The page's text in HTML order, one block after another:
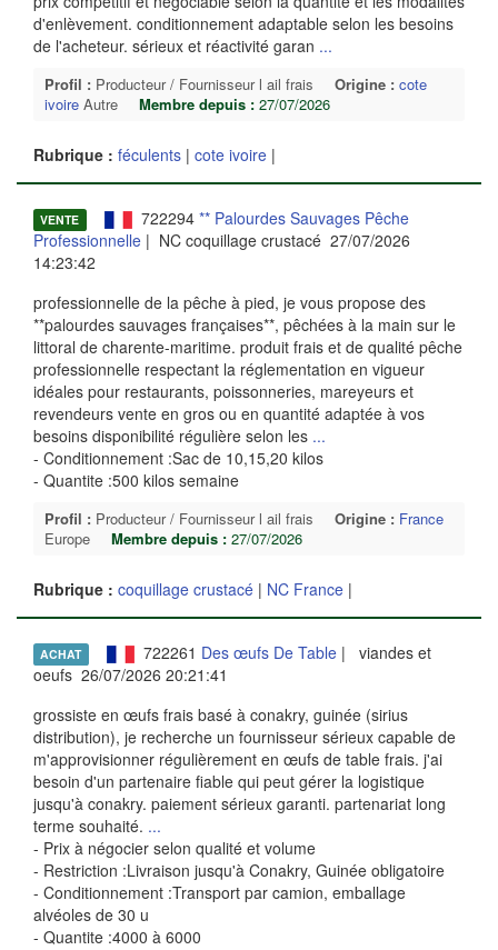
d'enlèvement. conditionnement adaptable selon les besoins
de l'acheteur. sérieux et réactivité garan ...
Profil : Producteur / Fournisseur l ail frais Origine : cote
ivoire Autre Membre depuis : 27/07/2026
Rubrique : féculents | cote ivoire |
VENTE 722294 ** Palourdes Sauvages Pêche
Professionnelle | NC coquillage crustacé 27/07/2026
14:23:42
professionnelle de la pêche à pied, je vous propose des
**palourdes sauvages françaises**, pêchées à la main sur le
littoral de charente-maritime. produit frais et de qualité pêche
professionnelle respectant la réglementation en vigueur
idéales pour restaurants, poissonneries, mareyeurs et
revendeurs vente en gros ou en quantité adaptée à vos
besoins disponibilité régulière selon les ...
- Conditionnement :Sac de 10,15,20 kilos
- Quantite :500 kilos semaine
Profil : Producteur / Fournisseur l ail frais Origine : France
Europe
Membre depuis : 27/07/2026
Rubrique : coquillage crustacé | NC France |
ACHAT 722261 Des œufs De Table| viandes et
oeufs 26/07/2026 20:21:41
grossiste en œufs frais basé à conakry, guinée (sirius
distribution), je recherche un fournisseur sérieux capable de
m'approvisionner régulièrement en œufs de table frais. j'ai
besoin d'un partenaire fiable qui peut gérer la logistique
jusqu'à conakry. paiement sérieux garanti. partenariat long
terme souhaité. ...
- Prix à négocier selon qualité et volume
- Restriction :Livraison jusqu'à Conakry, Guinée obligatoire
- Conditionnement :Transport par camion, emballage
alvéoles de 30 u
- Quantite :4000 à 6000